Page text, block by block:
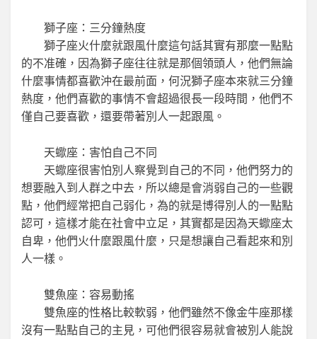
獅子座：三分鐘熱度
獅子座火什麼就跟風什麼這句話其實有那麼一點點
的不准確，因為獅子座往往就是那個領頭人，他們無論
什麼事情都喜歡沖在最前面，何況獅子座本來就三分鐘
熱度，他們喜歡的事情不會超過很長一段時間，他們不
僅自己要喜歡，還要帶著別人一起跟風。
天蠍座：害怕自己不同
天蠍座很害怕別人察覺到自己的不同，他們努力的
想要融入到人群之中去，所以總是會消弱自己的一些觀
點，他們經常把自己弱化，為的就是博得別人的一點點
認可，這樣才能在社會中立足，其實都是因為天蠍座太
自卑，他們火什麼跟風什麼，只是想讓自己看起來和別
人一樣。
雙魚座：容易動搖
雙魚座的性格比較軟弱，他們雖然不像金牛座那樣
沒有一點點自己的主見，可他們很容易就會被別人能說